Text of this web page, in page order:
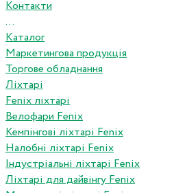
Контакти
...
Каталог
Маркетингова продукція
Торгове обладнання
Ліхтарі
Fenix ліхтарі
Велофари Fenix
Кемпінгові ліхтарі Fenix
Налобні ліхтарі Fenix
Індустріальні ліхтарі Fenix
Ліхтарі для дайвінгу Fenix